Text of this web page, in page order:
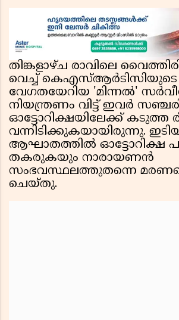
തിങ്കളാഴ്ച രാവിലെ
വെച്ച് കെഎസ്ആർടിസിയുടെ
വേഗതയേറിയ 'മിന്നൽ'
നിയന്ത്രണം വിട്ട് ഇവർ
ഓട്ടോറിക്ഷയിലേക്ക് കടുത്ത
വന്നിടിക്കുകയായിരുന്നു.
ആഘാതത്തിൽ ഓട്ടോറിക്ഷ
തകരുകയും നാരായണൻ
സംഭവസ്ഥലത്തുതന്നെ
ചെയ്തു.